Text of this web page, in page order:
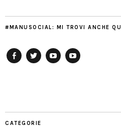
#MANUSOCIAL: MI TROVI ANCHE QUI
CATEGORIE